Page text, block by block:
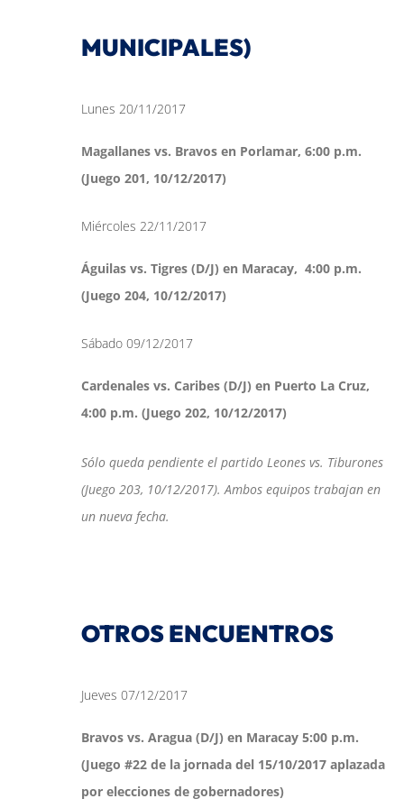
MUNICIPALES)
Lunes 20/11/2017
Magallanes vs. Bravos en Porlamar, 6:00 p.m.
(Juego 201, 10/12/2017)
Miércoles 22/11/2017
Águilas vs. Tigres (D/J) en Maracay, 4:00 p.m.
(Juego 204, 10/12/2017)
Sábado 09/12/2017
Cardenales vs. Caribes (D/J) en Puerto La Cruz,
4:00 p.m. (Juego 202, 10/12/2017)
Sólo queda pendiente el partido Leones vs. Tiburones
(Juego 203, 10/12/2017). Ambos equipos trabajan en
un nueva fecha.
OTROS ENCUENTROS
Jueves 07/12/2017
Bravos vs. Aragua (D/J) en Maracay 5:00 p.m.
(Juego #22 de la jornada del 15/10/2017 aplazada
por elecciones de gobernadores)